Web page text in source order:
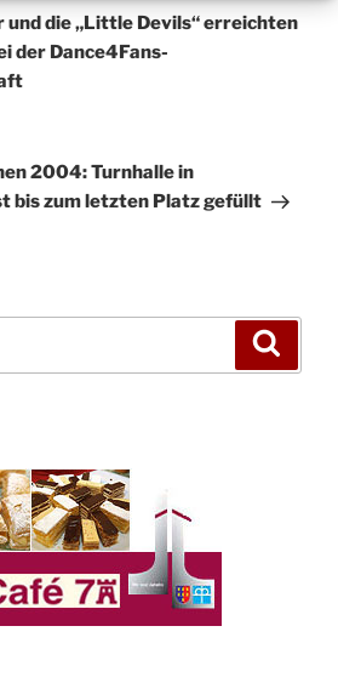
und die „Little Devils“ erreichten
der Dance4Fans-
2004: Turnhalle in
bis zum letzten Platz gefüllt